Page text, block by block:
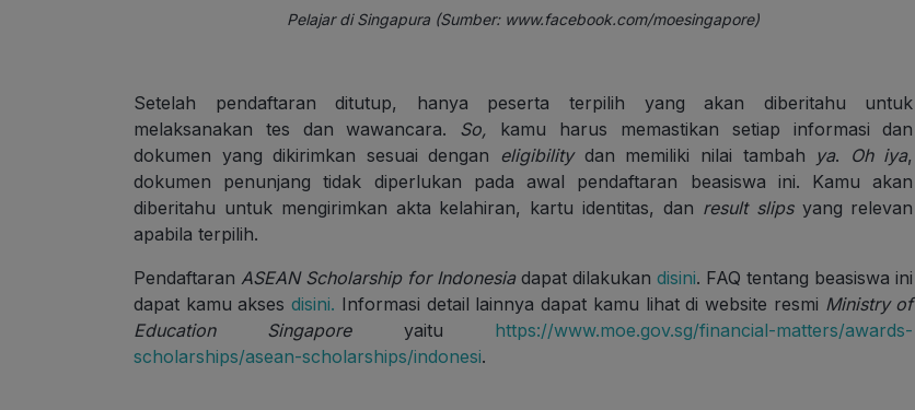
Pelajar di Singapura (Sumber: www.facebook.com/moesingapore)
Setelah pendaftaran ditutup, hanya peserta terpilih yang akan diberitahu untuk
melaksanakan tes dan wawancara. So, kamu harus memastikan setiap informasi dan
dokumen yang dikirimkan sesuai dengan eligibilitydan memiliki nilai tambah ya. Oh iya,
dokumen penunjang tidak diperlukan pada awal pendaftaran beasiswa ini. Kamu akan
diberitahu untuk mengirimkan akta kelahiran, kartu identitas, dan result slips yang relevan
apabila terpilih.
PendaftaranASEAN Scholarship for Indonesiadapat dilakukandisini. FAQ tentang beasiswa ini
dapat kamu aksesdisini. Informasi detail lainnya dapat kamu lihat di website resmi Ministry of
Education Singaporeyaitu https://www.moe.gov.sg/financial-matters/awards-
scholarships/asean-scholarships/indonesi.